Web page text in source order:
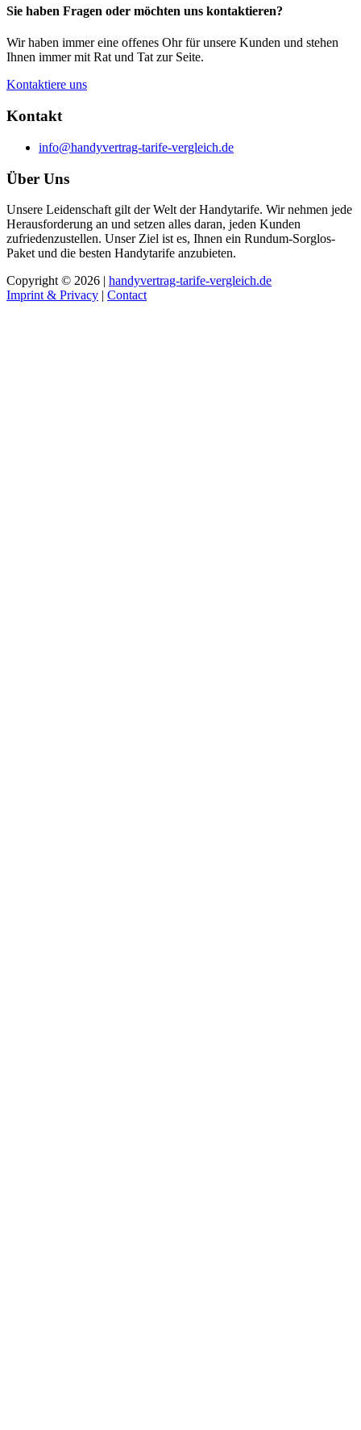
Sie haben Fragen oder möchten uns kontaktieren?
Wir haben immer eine offenes Ohr für unsere Kunden und stehen
Ihnen immer mit Rat und Tat zur Seite.
Kontaktiere uns
Kontakt
info@handyvertrag-tarife-vergleich.de
Über Uns
Unsere Leidenschaft gilt der Welt der Handytarife. Wir nehmen jede
Herausforderung an und setzen alles daran, jeden Kunden
zufriedenzustellen. Unser Ziel ist es, Ihnen ein Rundum-Sorglos-
Paket und die besten Handytarife anzubieten.
Copyright © 2026 | handyvertrag-tarife-vergleich.de
Imprint & Privacy | Contact